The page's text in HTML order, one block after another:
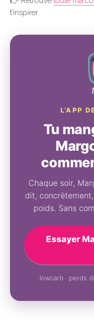
t’inspirer.
L’APP
Tu
Chaque soir,
dit,
poids. Sans
Essayer
lowcarb · perds